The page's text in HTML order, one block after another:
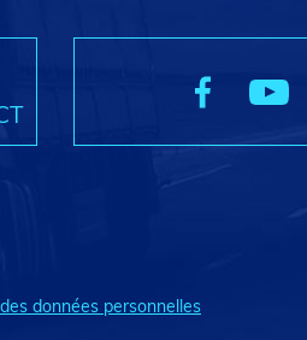
données personnelles